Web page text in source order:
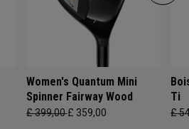
Women's Quantum Mini
Spinner Fairway Wood
£ 399,00£ 359,00
Ti
£